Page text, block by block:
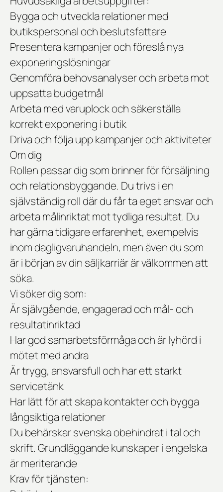
Bygga och utveckla relationer med
butikspersonal och beslutsfattare
Presentera kampanjer och föreslå nya
exponeringslösningar
Genomföra behovsanalyser och arbeta mot
uppsatta budgetmål
Arbeta med varuplock och säkerställa
korrekt exponering i butik
Driva och följa upp kampanjer och aktiviteter
Om dig
Rollen passar dig som brinner för försäljning
och relationsbyggande. Du trivs i en
självständig roll där du får ta eget ansvar och
arbeta målinriktat mot tydliga resultat. Du
har gärna tidigare erfarenhet, exempelvis
inom dagligvaruhandeln, men även du som
är i början av din säljkarriär är välkommen att
söka.
Vi söker dig som:
Är självgående, engagerad och mål- och
resultatinriktad
Har god samarbetsförmåga och är lyhörd i
mötet med andra
Är trygg, ansvarsfull och har ett starkt
servicetänk
Har lätt för att skapa kontakter och bygga
långsiktiga relationer
Du behärskar svenska obehindrat i tal och
skrift. Grundläggande kunskaper i engelska
är meriterande
Krav för tjänsten: